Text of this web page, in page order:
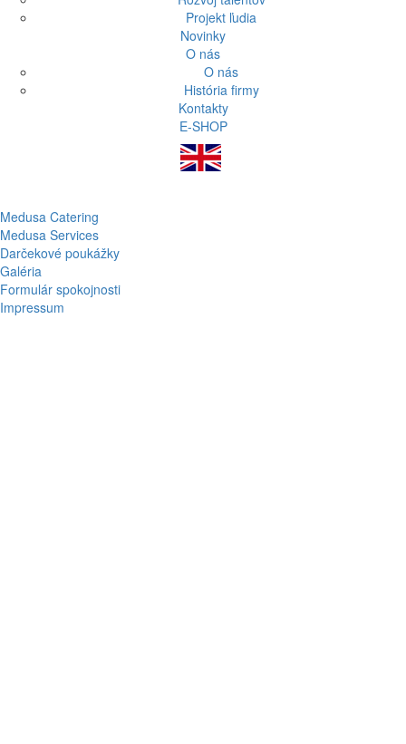
Projekt ľudia
Novinky
O nás
O nás
História firmy
Kontakty
E-SHOP
Medusa Catering
Medusa Services
Darčekové poukážky
Galéria
Formulár spokojnosti
Impressum